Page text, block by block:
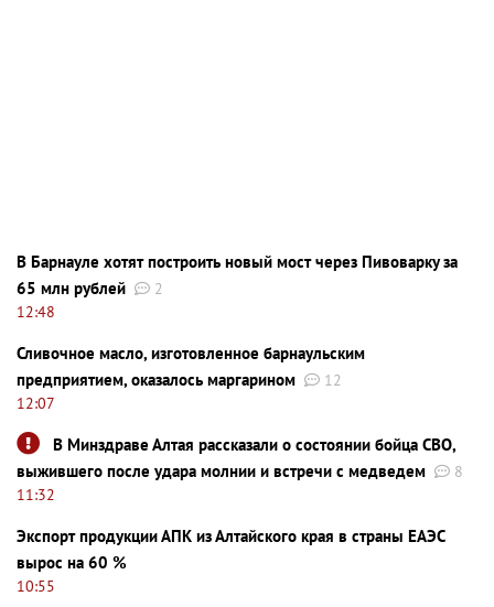
В Барнауле хотят построить новый мост через Пивоварку за
65 млн рублей
2
12:48
Сливочное масло, изготовленное барнаульским
предприятием, оказалось маргарином
12
12:07
В Минздраве Алтая рассказали о состоянии бойца СВО,
выжившего после удара молнии и встречи с медведем
8
11:32
Экспорт продукции АПК из Алтайского края в страны ЕАЭС
вырос на 60 %
10:55